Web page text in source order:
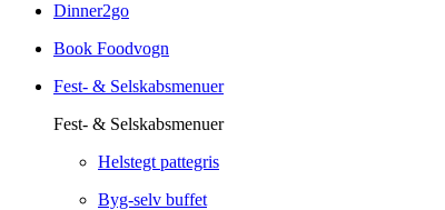
Dinner2go
Book Foodvogn
Fest- & Selskabsmenuer
Fest- & Selskabsmenuer
Helstegt pattegris
Byg-selv buffet